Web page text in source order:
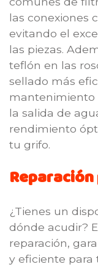
las conexiones
evitando el
las piezas.
teflón en las
sellado más
mantenimiento
la salida de
rendimiento
tu grifo.
¿Tienes un
dónde acudir?
reparación,
y eficiente para